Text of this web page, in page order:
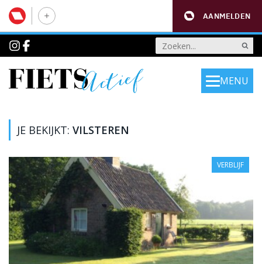
AANMELDEN
MENU
JE BEKIJKT: VILSTEREN
VERBLIJF